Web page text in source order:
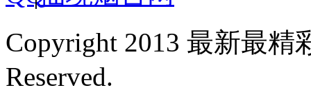
Copyright 2013 最新最
Reserved.